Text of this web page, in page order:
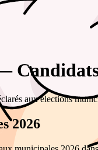
aux élections
2026